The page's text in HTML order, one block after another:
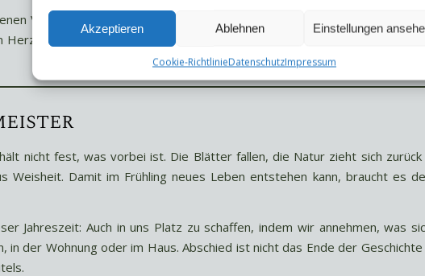
Akzeptieren Ablehnen Einstellungen
Cookie-RichtlinieDatenschutzImpressum
Vergänglichkeit und erinnert uns daran, wie wertvoll die Zeit ist, die wir
zu geben, kann uns helfen, auch mit anderen Abschieden bewusster
nicht fest, was vorbei ist. Die Blätter fallen, die Natur zieht sich zurück
Weisheit. Damit im Frühling neues Leben entstehen kann, braucht es
Jahreszeit: Auch in uns Platz zu schaffen, indem wir annehmen, was
in der Wohnung oder im Haus. Abschied ist nicht das Ende der Geschichte